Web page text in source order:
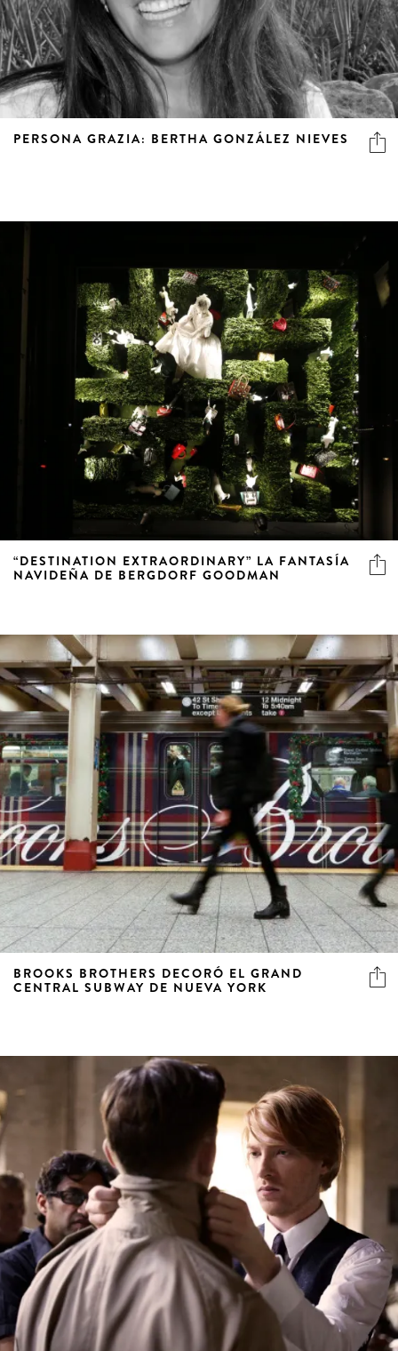
PERSONA GRAZIA: BERTHA GONZÁLEZ NIEVES
“DESTINATION EXTRAORDINARY” LA FANTASÍA
NAVIDEÑA DE BERGDORF GOODMAN
BROOKS BROTHERS DECORÓ EL GRAND
CENTRAL SUBWAY DE NUEVA YORK